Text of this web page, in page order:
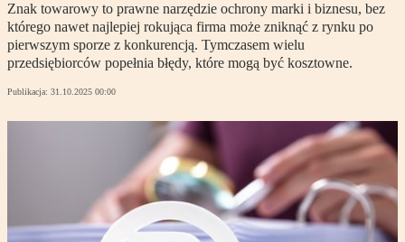
Znak towarowy to prawne narzędzie ochrony marki i biznesu, bez
którego nawet najlepiej rokująca firma może zniknąć z rynku po
pierwszym sporze z konkurencją. Tymczasem wielu
przedsiębiorców popełnia błędy, które mogą być kosztowne.
Publikacja: 31.10.2025 00:00